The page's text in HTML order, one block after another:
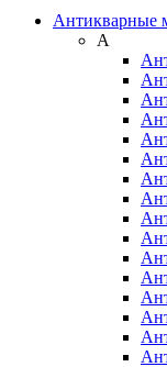
Антикварные
А